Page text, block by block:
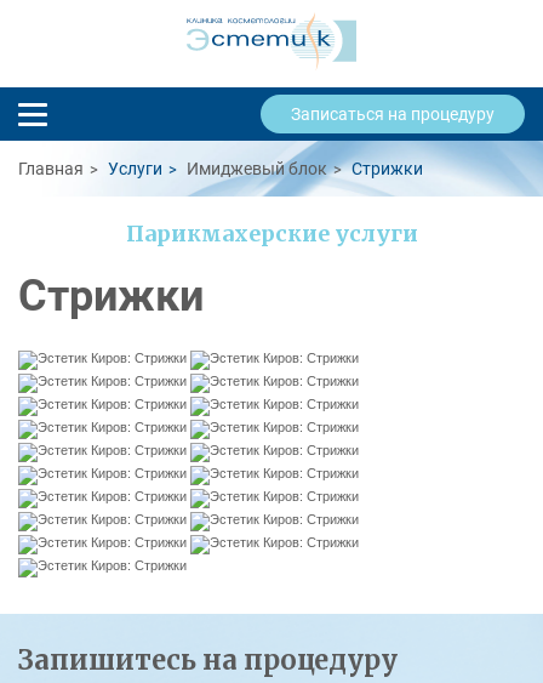
Записаться на процедуру
Главная Услуги Имиджевый блок Стрижки
Парикмахерские услуги
Стрижки
Запишитесь на процедуру